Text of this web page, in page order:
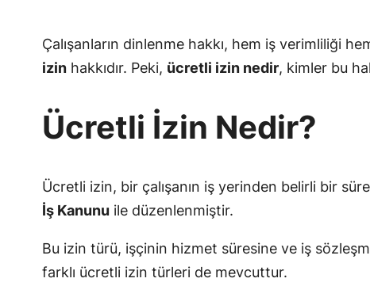
Çalışanların dinlenme hakkı, hem iş verimliliği
izinhakkıdır. Peki, ücretli izin nedir, kimler bu
Ücretli İzin Nedir?
Ücretli izin, bir çalışanın iş yerinden belirli bir
İş Kanunuile düzenlenmiştir.
Bu izin türü, işçinin hizmet süresine ve iş
farklı ücretli izin türleri de mevcuttur.